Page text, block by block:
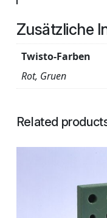
L
I
N
O
i
Zusätzliche
Twisto-Farben
Rot, Gruen
Related